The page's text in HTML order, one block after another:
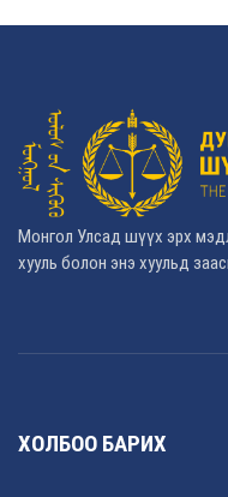
Монгол Улсад шүүх эрх
хууль болон энэ хуульд
ХОЛБОО БАРИХ